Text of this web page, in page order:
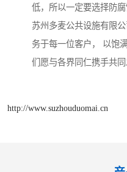
低，所以一定要选择防腐
苏州多麦公共设施有限
务于每一位客户， 以饱
们愿与各界同仁携手共同
http://www.suzhouduomai.cn